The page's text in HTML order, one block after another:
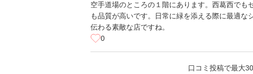
空手道場のところの１階にあります。西葛西でも
も品質が高いです。日常に緑を添える際に最適
伝わる素敵な店ですね。
0
口コミ投稿で最大